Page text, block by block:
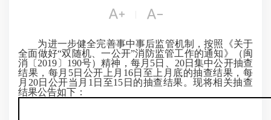
 
为进一步健全完善事中事后监管机制，按照《关于
全面做好“双随机、一公开”消防监管工作的通知》（闽
消〔2019〕190号）精神，每月5日、20日集中公开抽查
结果，每月5日公开上月16日至上月底的抽查结果，每
月20日公开当月1日至15日的抽查结果。现将相关抽查
结果公告如下：